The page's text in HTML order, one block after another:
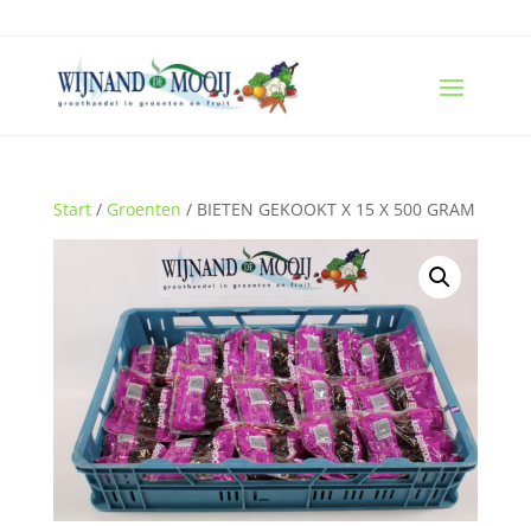
Start/ Groenten / BIETEN GEKOOKT X 15 X 500 GRAM